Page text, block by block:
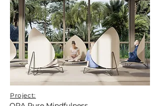
Project: